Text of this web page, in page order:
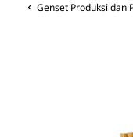
Genset Produksi dan